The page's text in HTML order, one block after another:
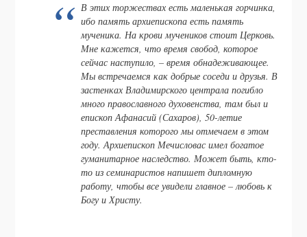
В этих торжествах есть маленькая горчинка,
ибо память архиепископа есть память
мученика. На крови мучеников стоит Церковь.
Мне кажется, что время свобод, которое
сейчас наступило, – время обнадеживающее.
Мы встречаемся как добрые соседи и друзья. В
застенках Владимирского централа погибло
много православного духовенства, там был и
епископ Афанасий (Сахаров), 50-летие
преставления которого мы отмечаем в этом
году. Архиепископ Мечисловас имел богатое
гуманитарное наследство. Может быть, кто-
то из семинаристов напишет дипломную
работу, чтобы все увидели главное – любовь к
Богу и Христу.